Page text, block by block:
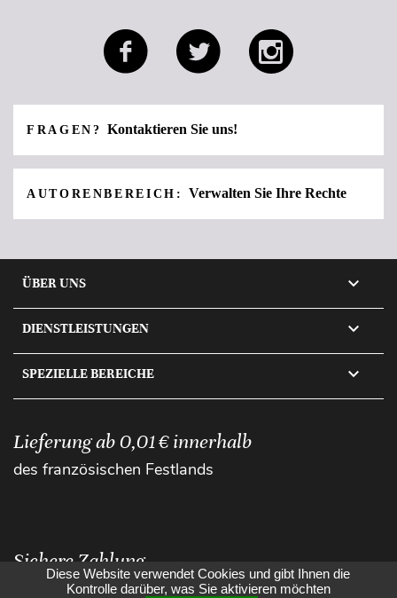
FRAGEN?Kontaktieren Sie uns!
AUTORENBEREICH: Verwalten Sie Ihre Rechte
ÜBER UNS 
DIENSTLEISTUNGEN 
SPEZIELLE BEREICHE 
Lieferung ab 0,01 € innerhalb
des französischen Festlands
Sichere Zahlung
Diese Website verwendet Cookies und gibt Ihnen die
Kontrolle darüber, was Sie aktivieren möchten